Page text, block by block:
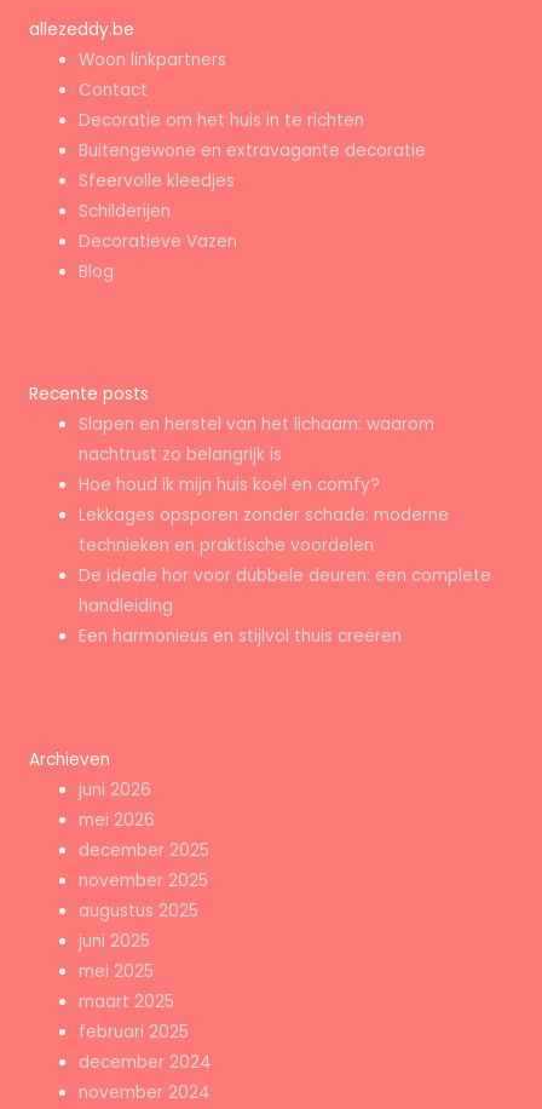
allezeddy.be
Woon linkpartners
Contact
Decoratie om het huis in te richten
Buitengewone en extravagante decoratie
Sfeervolle kleedjes
Schilderijen
Decoratieve Vazen
Blog
Recente posts
Slapen en herstel van het lichaam: waarom
nachtrust zo belangrijk is
Hoe houd ik mijn huis koel en comfy?
Lekkages opsporen zonder schade: moderne
technieken en praktische voordelen
De ideale hor voor dubbele deuren: een complete
handleiding
Een harmonieus en stijlvol thuis creëren
Archieven
juni 2026
mei 2026
december 2025
november 2025
augustus 2025
juni 2025
mei 2025
maart 2025
februari 2025
december 2024
november 2024